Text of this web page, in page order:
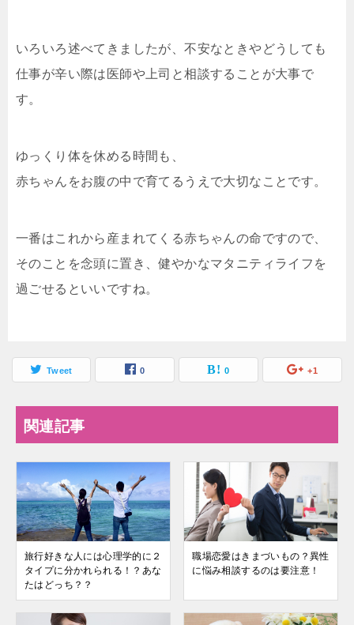
いろいろ述べてきましたが、不安なときやどうしても
仕事が辛い際は医師や上司と相談することが大事で
す。
ゆっくり体を休める時間も、
赤ちゃんをお腹の中で育てるうえで大切なことです。
一番はこれから産まれてくる赤ちゃんの命ですので、
そのことを念頭に置き、健やかなマタニティライフを
過ごせるといいですね。
Tweet 0 0 +1
関連記事
旅行好きな人には心理学的に２
タイプに分かれられる！？あな
たはどっち？？
職場恋愛はきまづいもの？異性
に悩み相談するのは要注意！